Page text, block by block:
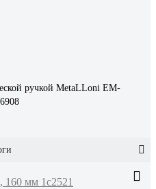
ручкой MetaLLoni EM-